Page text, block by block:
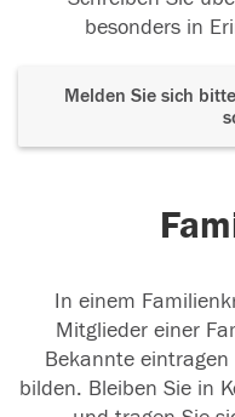
besonders in
Melden Sie sich
In einem
Mitglieder einer
Bekannte eintragen
bilden. Bleiben Sie in